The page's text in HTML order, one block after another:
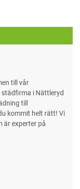
till vår
städfirma i Nättleryd
till
kommit helt rätt! Vi
är experter på